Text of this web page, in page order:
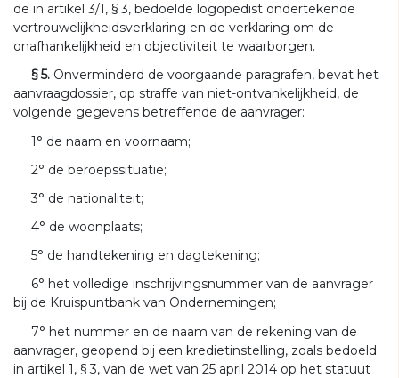
de in artikel 3/1, § 3, bedoelde logopedist ondertekende
vertrouwelijkheidsverklaring en de verklaring om de
onafhankelijkheid en objectiviteit te waarborgen.
§ 5. Onverminderd de voorgaande paragrafen, bevat het
aanvraagdossier, op straffe van niet-ontvankelijkheid, de
volgende gegevens betreffende de aanvrager:
1° de naam en voornaam;
2° de beroepssituatie;
3° de nationaliteit;
4° de woonplaats;
5° de handtekening en dagtekening;
6° het volledige inschrijvingsnummer van de aanvrager
bij de Kruispuntbank van Ondernemingen;
7° het nummer en de naam van de rekening van de
aanvrager, geopend bij een kredietinstelling, zoals bedoeld
in artikel 1, § 3, van de wet van 25 april 2014 op het statuut